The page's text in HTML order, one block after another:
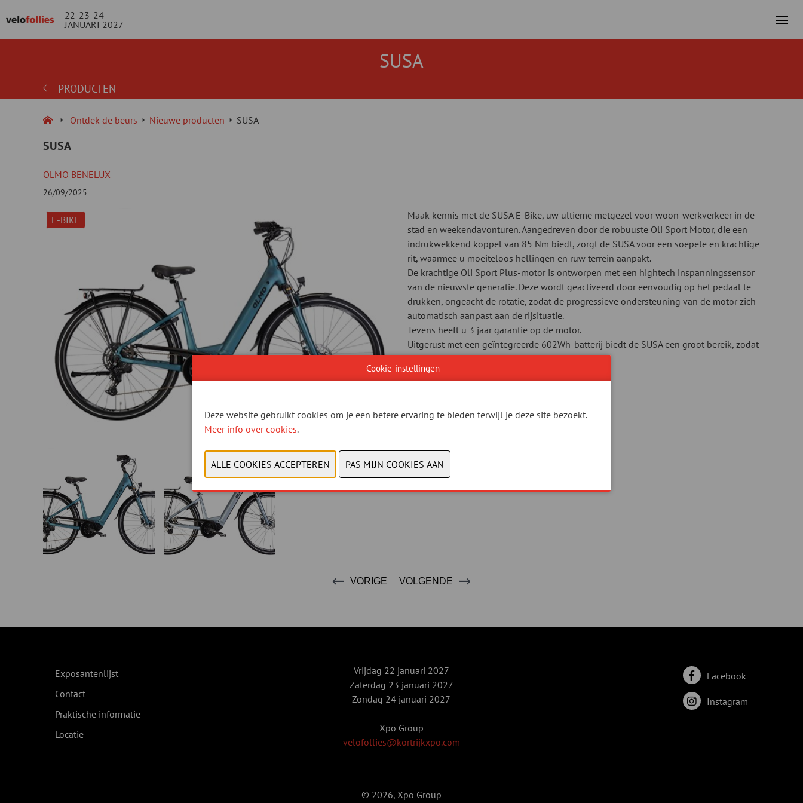
22-23-24
JANUARI 2027
SUSA
PRODUCTEN
Ontdek de beurs Nieuwe producten SUSA
SUSA
E-BIKE
OLMO BENELUX
26/09/2025
Maak kennis met de SUSA E-Bike, uw ultieme metgezel voor woon-werkverkeer in de
stad en weekendavonturen. Aangedreven door de robuuste Oli Sport Motor, die een
indrukwekkend koppel van 85 Nm biedt, zorgt de SUSA voor een soepele en krachtige
rit, waarmee u moeiteloos hellingen en ruw terrein aanpakt.
De krachtige Oli Sport Plus-motor is ontworpen met een hightech inspanningssensor
van de nieuwste generatie. Deze wordt geactiveerd door eenvoudig op het pedaal te
drukken, ongeacht de rotatie, zodat de progressieve ondersteuning van de motor zich
automatisch aanpast aan de rijsituatie.
Tevens heeft u 3 jaar garantie op de motor.
Uitgerust met een geïntegreerde 602Wh-batterij biedt de SUSA een groot bereik, zodat
u lange afstanden kunt afleggen.
VORIGE VOLGENDE
Exposantenlijst
Contact
Praktische informatie
Locatie
Vrijdag 22 januari 2027
Zaterdag 23 januari 2027
Zondag 24 januari 2027
Xpo Group
velofollies@kortrijkxpo.com
Facebook
Instagram
© 2026, Xpo Group
Cookie-instellingen
Deze website gebruikt cookies om je een betere ervaring te bieden terwijl je deze site bezoekt.
Meer info over cookies.